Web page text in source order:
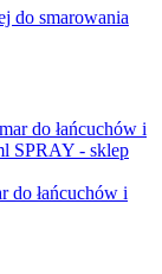
do smarowania
łańcuchów i